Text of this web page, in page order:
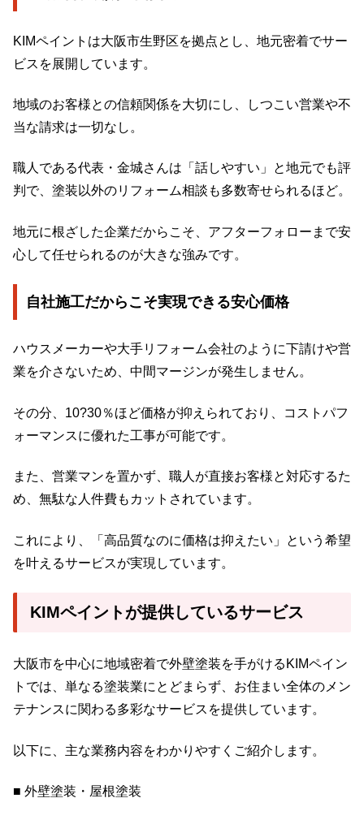
KIMペイントは大阪市生野区を拠点とし、地元密着でサー
ビスを展開しています。
地域のお客様との信頼関係を大切にし、しつこい営業や不
当な請求は一切なし。
職人である代表・金城さんは「話しやすい」と地元でも評
判で、塗装以外のリフォーム相談も多数寄せられるほど。
地元に根ざした企業だからこそ、アフターフォローまで安
心して任せられるのが大きな強みです。
自社施工だからこそ実現できる安心価格
ハウスメーカーや大手リフォーム会社のように下請けや営
業を介さないため、中間マージンが発生しません。
その分、10?30％ほど価格が抑えられており、コストパフ
ォーマンスに優れた工事が可能です。
また、営業マンを置かず、職人が直接お客様と対応するた
め、無駄な人件費もカットされています。
これにより、「高品質なのに価格は抑えたい」という希望
を叶えるサービスが実現しています。
KIMペイントが提供しているサービス
大阪市を中心に地域密着で外壁塗装を手がけるKIMペイン
トでは、単なる塗装業にとどまらず、お住まい全体のメン
テナンスに関わる多彩なサービスを提供しています。
以下に、主な業務内容をわかりやすくご紹介します。
■ 外壁塗装・屋根塗装